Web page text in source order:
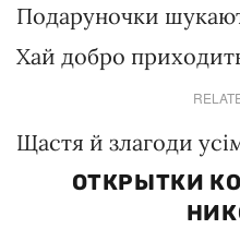
Подаруночки
Хай добро
Щастя й злагоди
ОТКРЫТКИ